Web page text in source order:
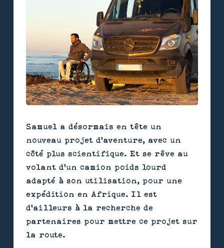
Samuel a désormais en tête un
nouveau projet d'aventure, avec un
côté plus scientifique. Et se rêve au
volant d'un camion poids lourd
adapté à son utilisation, pour une
expédition en Afrique. Il est
d'ailleurs à la recherche de
partenaires pour mettre ce projet sur
la route.